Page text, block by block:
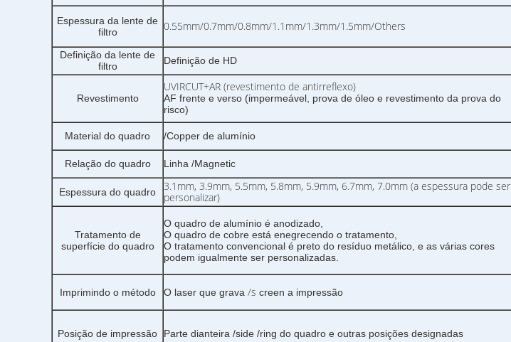
Espessura da lente de
filtro
0.55mm/0.7mm/0.8mm/1.1mm/1.3mm/1.5mm/Others
Definição da lente de
filtro
Definição de HD
Revestimento
UVIRCUT+AR (revestimento de antirreflexo)
AF frente e verso (impermeável, prova de óleo e revestimento da prova do
risco)
Material do quadro /Copper de alumínio
Relação do quadro Linha /Magnetic
Espessura do quadro
3.1mm, 3.9mm, 5.5mm, 5.8mm, 5.9mm, 6.7mm, 7.0mm (a espessura pode ser
personalizar)
Tratamento de
superfície do quadro
O quadro de alumínio é anodizado,
O quadro de cobre está enegrecendo o tratamento,
O tratamento convencional é preto do resíduo metálico, e as várias cores
podem igualmente ser personalizadas.
Imprimindo o método O laser que grava /s creen a impressão
Posição de impressão Parte dianteira /side /ring do quadro e outras posições designadas